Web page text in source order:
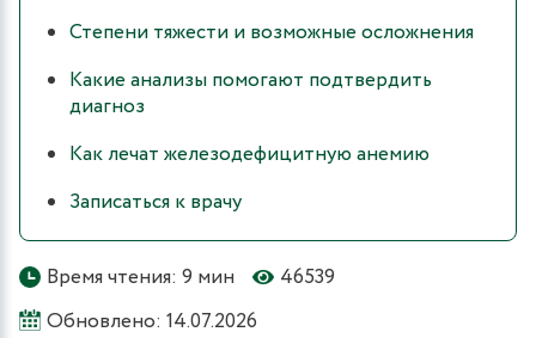
Время чтения: 9 мин
46539
Обновлено: 14.07.2026
Степени тяжести и возможные осложнения
Какие анализы помогают подтвердить
диагноз
Как лечат железодефицитную анемию
Записаться к врачу